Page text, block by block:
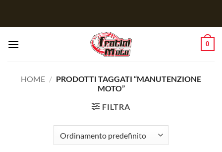
0
HOME / PRODOTTI TAGGATI “MANUTENZIONE
MOTO”
FILTRA